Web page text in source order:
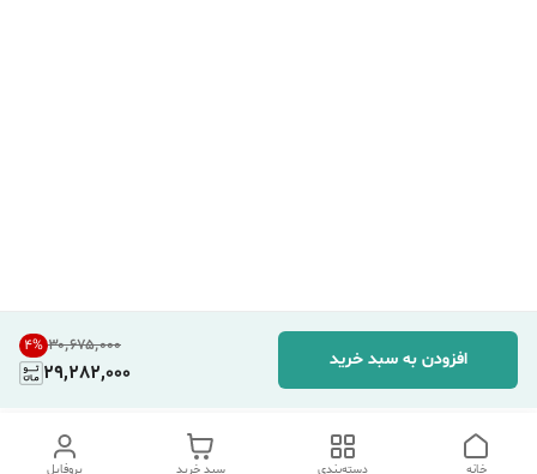
۳۰٬۶۷۵٬۰۰۰ 4%
29,282,000
افزودن به سبد خرید
پروفایل سبد خرید دسته‌بندی خانه